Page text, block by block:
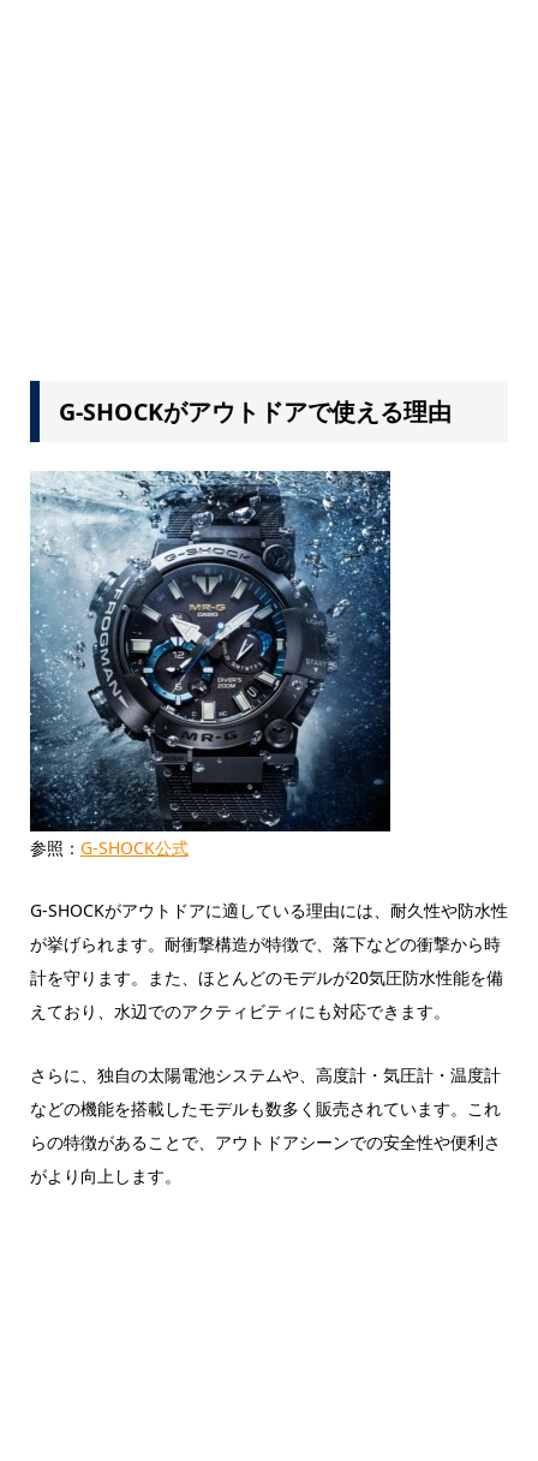
G-SHOCKがアウトドアで使える理由
参照： G-SHOCK公式
G-SHOCKがアウトドアに適している理由には、耐久性や防水性
が挙げられます。耐衝撃構造が特徴で、落下などの衝撃から時
計を守ります。また、ほとんどのモデルが20気圧防水性能を備
えており、水辺でのアクティビティにも対応できます。
さらに、独自の太陽電池システムや、高度計・気圧計・温度計
などの機能を搭載したモデルも数多く販売されています。これ
らの特徴があることで、アウトドアシーンでの安全性や便利さ
がより向上します。